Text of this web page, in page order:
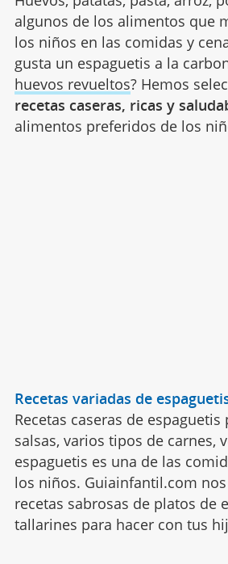
algunos de los alimentos que
los niños en las comidas y
gusta un espaguetis a la
huevos revueltos? Hemos
recetas caseras, ricas y
alimentos preferidos de los
Recetas variadas de
Recetas caseras de
salsas, varios tipos de carnes,
espaguetis es una de las
los niños. Guiainfantil.com
recetas sabrosas de platos de
tallarines para hacer con tus